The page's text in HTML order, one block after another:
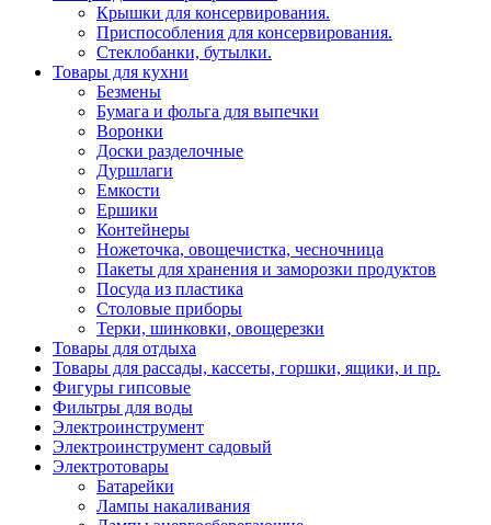
Крышки для консервирования.
Приспособления для консервирования.
Стеклобанки, бутылки.
Товары для кухни
Безмены
Бумага и фольга для выпечки
Воронки
Доски разделочные
Дуршлаги
Емкости
Ершики
Контейнеры
Ножеточка, овощечистка, чесночница
Пакеты для хранения и заморозки продуктов
Посуда из пластика
Столовые приборы
Терки, шинковки, овощерезки
Товары для отдыха
Товары для рассады, кассеты, горшки, ящики, и пр.
Фигуры гипсовые
Фильтры для воды
Электроинструмент
Электроинструмент садовый
Электротовары
Батарейки
Лампы накаливания